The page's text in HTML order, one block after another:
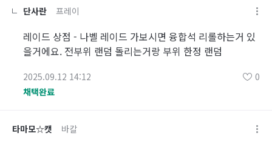
단사란 프레이
레이드 상점 - 나벨 레이드 가보시면 융합석 리롤하는거 있
을거에요. 전부위 랜덤 돌리는거랑 부위 한정 랜덤
2025.09.12 14:12
0
채택완료
타마모☆캣 바칼